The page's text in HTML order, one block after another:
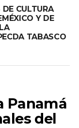
DE CULTURA
Y DE
TABASCO
Panamá
del